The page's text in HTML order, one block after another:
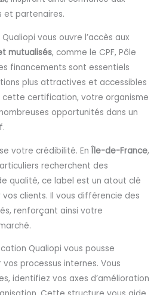
et partenaires.
vous ouvre l’accès aux
mutualisés, comme le CPF, Pôle
financements sont essentiels
plus attractives et accessibles
cette certification, votre organisme
opportunités dans un
votre crédibilité. EnÎle-de-France,
recherchent des
qualité, ce label est un atout clé
clients. Il vous différencie des
renforçant ainsi votre
Qualiopi vous pousse
processus internes. Vous
identifiez vos axes d’amélioration